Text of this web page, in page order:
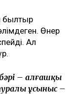
былтыр
Өнер
Ал
бәрі – алғашқы
ұсыныс –